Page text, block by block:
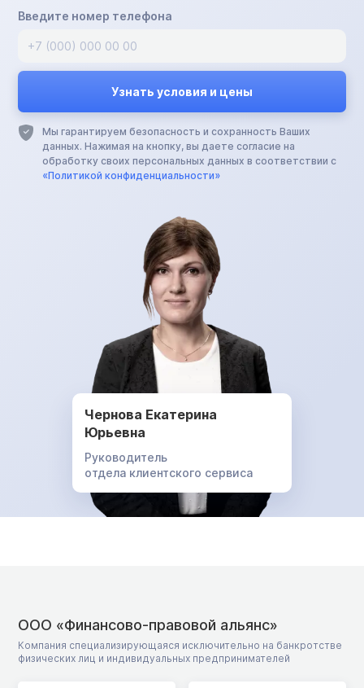
Введите номер телефона
Мы гарантируем безопасность и сохранность Ваших
данных. Нажимая на кнопку, вы даете согласие на
обработку своих персональных данных в соответствии с
«Политикой конфиденциальности»
Чернова Екатерина
Юрьевна
Руководитель
отдела клиентского сервиса
ООО «Финансово-правовой альянс»
Компания специализирующаяся исключительно на банкротстве
физических лиц и индивидуальных предпринимателей